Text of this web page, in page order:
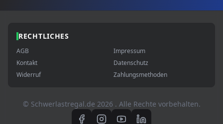
RECHTLICHES
AGB
Impressum
Kontakt
Datenschutz
Widerruf
Zahlungsmethoden
© Schwerlastregal.de 2026 . Alle Rechte vorbehalten.